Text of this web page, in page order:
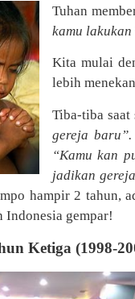
Tuhan
kamu
Kita mulai
lebih
Tiba-tiba saat
gereja baru”.
“Kamu kan
jadikan
hampir 2 tahun,
Indonesia gempar!
Ketiga (1998-